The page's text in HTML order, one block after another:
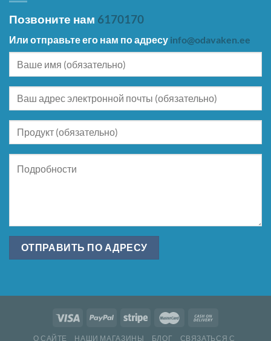
Позвоните нам 6170170
Или отправьте его нам по адресу info@odavaken.ee
О САЙТЕ НАШИ МАГАЗИНЫ БЛОГ СВЯЗАТЬСЯ С